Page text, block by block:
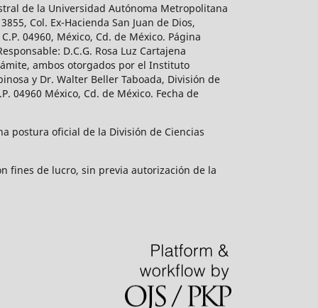
de la Universidad Autónoma Metropolitana
Col. Ex-Hacienda San Juan de Dios,
04960, México, Cd. de México. Página
D.C.G. Rosa Luz Cartajena
ambos otorgados por el Instituto
y Dr. Walter Beller Taboada, División de
04960 México, Cd. de México. Fecha de
postura oficial de la División de Ciencias
fines de lucro, sin previa autorización de la